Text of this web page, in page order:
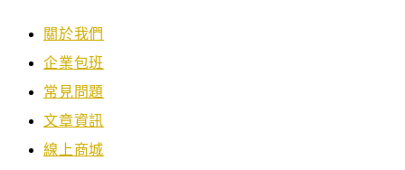
關於我們
企業包班
常見問題
文章資訊
線上商城